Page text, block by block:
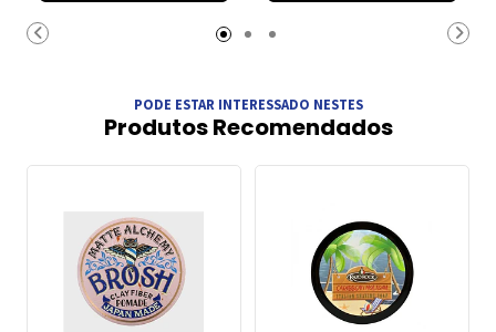
PODE ESTAR INTERESSADO NESTES
Produtos Recomendados